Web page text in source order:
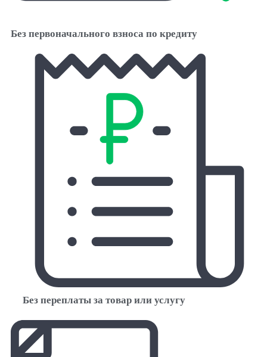
Без первоначального взноса по кредиту
Без переплаты за товар или услугу